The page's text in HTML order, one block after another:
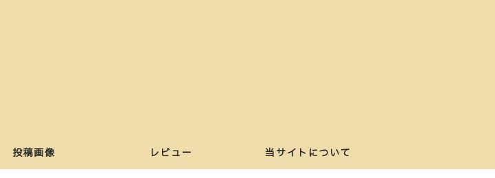
投稿画像 レビュー 当サイトについて